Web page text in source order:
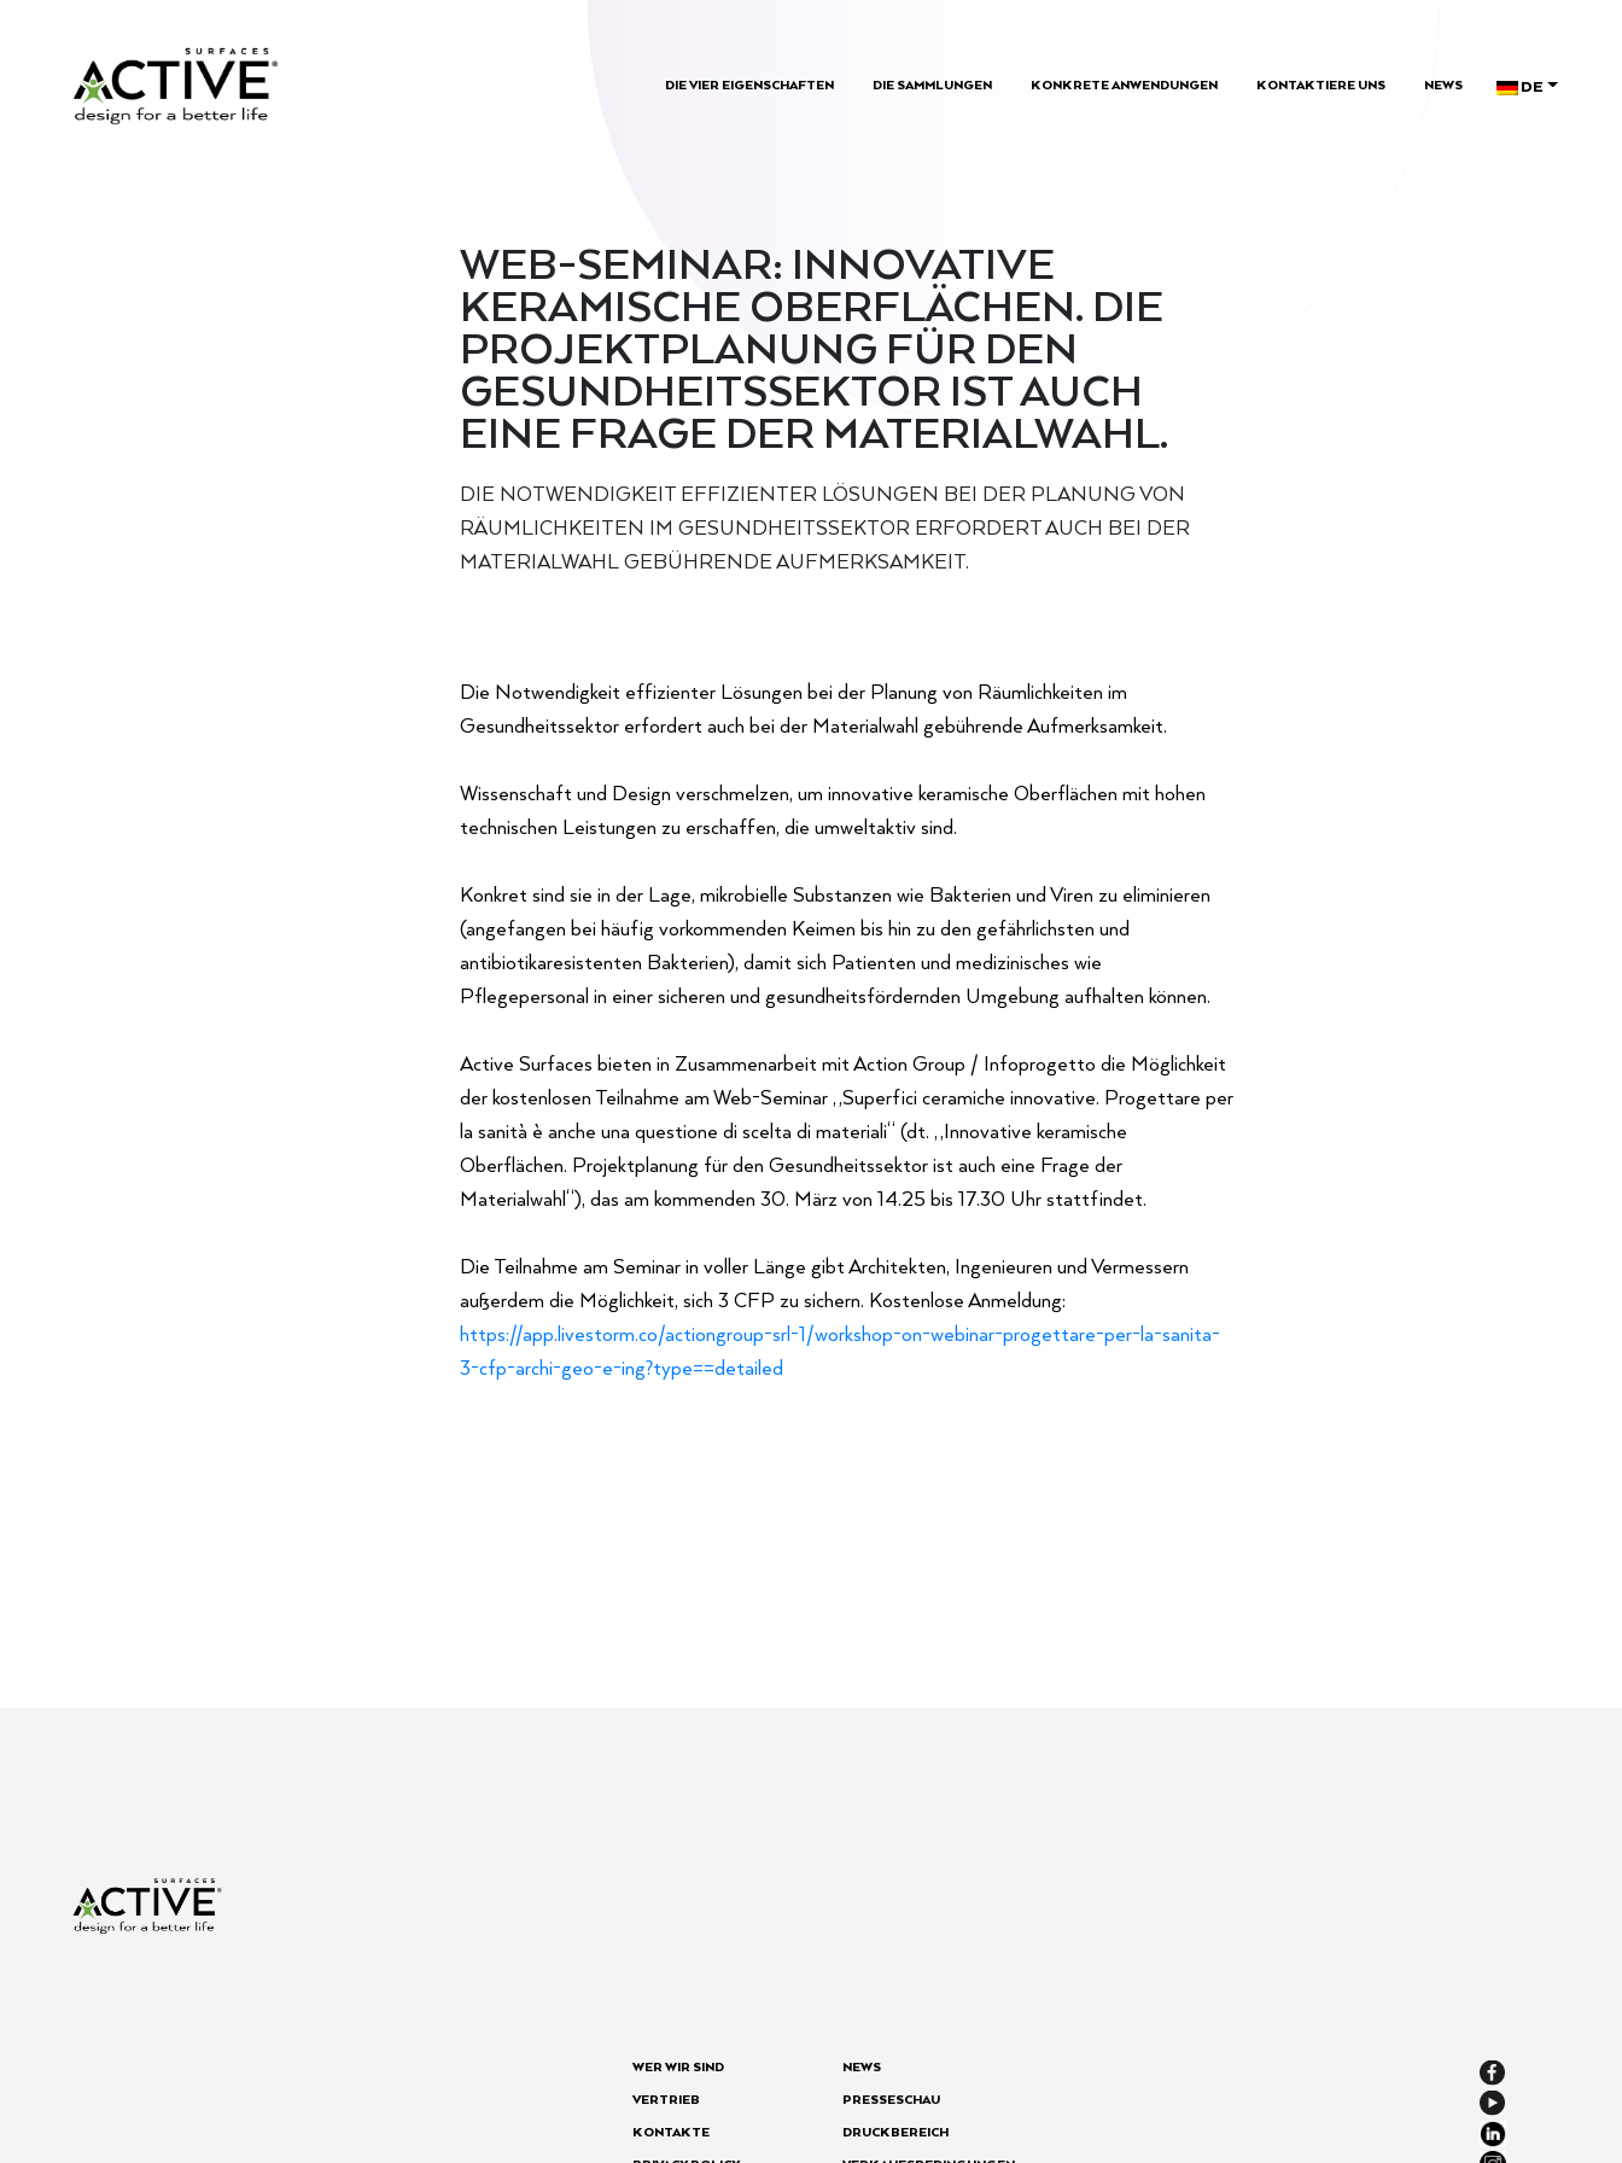
DIE VIER EIGENSCHAFTEN DIE SAMMLUNGEN KONKRETE ANWENDUNGEN KONTAKTIERE UNS NEWS DE
WEB-SEMINAR: INNOVATIVE
KERAMISCHE OBERFLÄCHEN. DIE
PROJEKTPLANUNG FÜR DEN
GESUNDHEITSSEKTOR IST AUCH
EINE FRAGE DER MATERIALWAHL.
DIE NOTWENDIGKEIT EFFIZIENTER LÖSUNGEN BEI DER PLANUNG VON
RÄUMLICHKEITEN IM GESUNDHEITSSEKTOR ERFORDERT AUCH BEI DER
MATERIALWAHL GEBÜHRENDE AUFMERKSAMKEIT.
Die Notwendigkeit effizienter Lösungen bei der Planung von Räumlichkeiten im
Gesundheitssektor erfordert auch bei der Materialwahl gebührende Aufmerksamkeit.
Wissenschaft und Design verschmelzen, um innovative keramische Oberflächen mit hohen
technischen Leistungen zu erschaffen, die umweltaktiv sind.
Konkret sind sie in der Lage, mikrobielle Substanzen wie Bakterien und Viren zu eliminieren
(angefangen bei häufig vorkommenden Keimen bis hin zu den gefährlichsten und
antibiotikaresistenten Bakterien), damit sich Patienten und medizinisches wie
Pflegepersonal in einer sicheren und gesundheitsfördernden Umgebung aufhalten können.
Active Surfaces bieten in Zusammenarbeit mit Action Group / Infoprogetto die Möglichkeit
der kostenlosen Teilnahme am Web-Seminar „Superfici ceramiche innovative. Progettare per
la sanità è anche una questione di scelta di materiali“ (dt. „Innovative keramische
Oberflächen. Projektplanung für den Gesundheitssektor ist auch eine Frage der
Materialwahl“), das am kommenden 30. März von 14.25 bis 17.30 Uhr stattfindet.
Die Teilnahme am Seminar in voller Länge gibt Architekten, Ingenieuren und Vermessern
außerdem die Möglichkeit, sich 3 CFP zu sichern. Kostenlose Anmeldung:
https://app.livestorm.co/actiongroup-srl-1/workshop-on-webinar-progettare-per-la-sanita-
3-cfp-archi-geo-e-ing?type==detailed
WER WIR SIND
VERTRIEB
KONTAKTE
NEWS
PRESSESCHAU
DRUCKBEREICH